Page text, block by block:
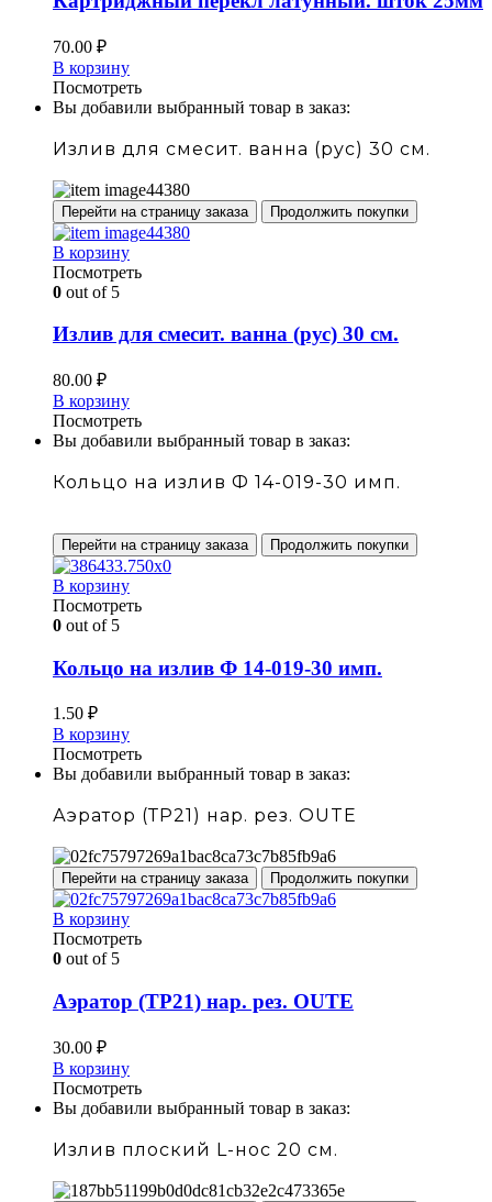
70.00 ₽
В корзину
Посмотреть
Вы добавили выбранный товар в заказ:
Излив для смесит. ванна (рус) 30 см.
Перейти на страницу заказа Продолжить покупки
В корзину
Посмотреть
0 out of 5
Излив для смесит. ванна (рус) 30 см.
80.00 ₽
В корзину
Посмотреть
Вы добавили выбранный товар в заказ:
Кольцо на излив Ф 14-019-30 имп.
Перейти на страницу заказа Продолжить покупки
В корзину
Посмотреть
0 out of 5
Кольцо на излив Ф 14-019-30 имп.
1.50 ₽
В корзину
Посмотреть
Вы добавили выбранный товар в заказ:
Аэратор (ТР21) нар. рез. OUTE
Перейти на страницу заказа Продолжить покупки
В корзину
Посмотреть
0 out of 5
Аэратор (ТР21) нар. рез. OUTE
30.00 ₽
В корзину
Посмотреть
Вы добавили выбранный товар в заказ:
Излив плоский L-нос 20 см.